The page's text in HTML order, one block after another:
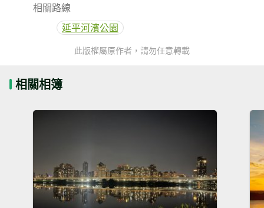
相關路線
延平河濱公園
此版權屬原作者，請勿任意轉載
相關相簿